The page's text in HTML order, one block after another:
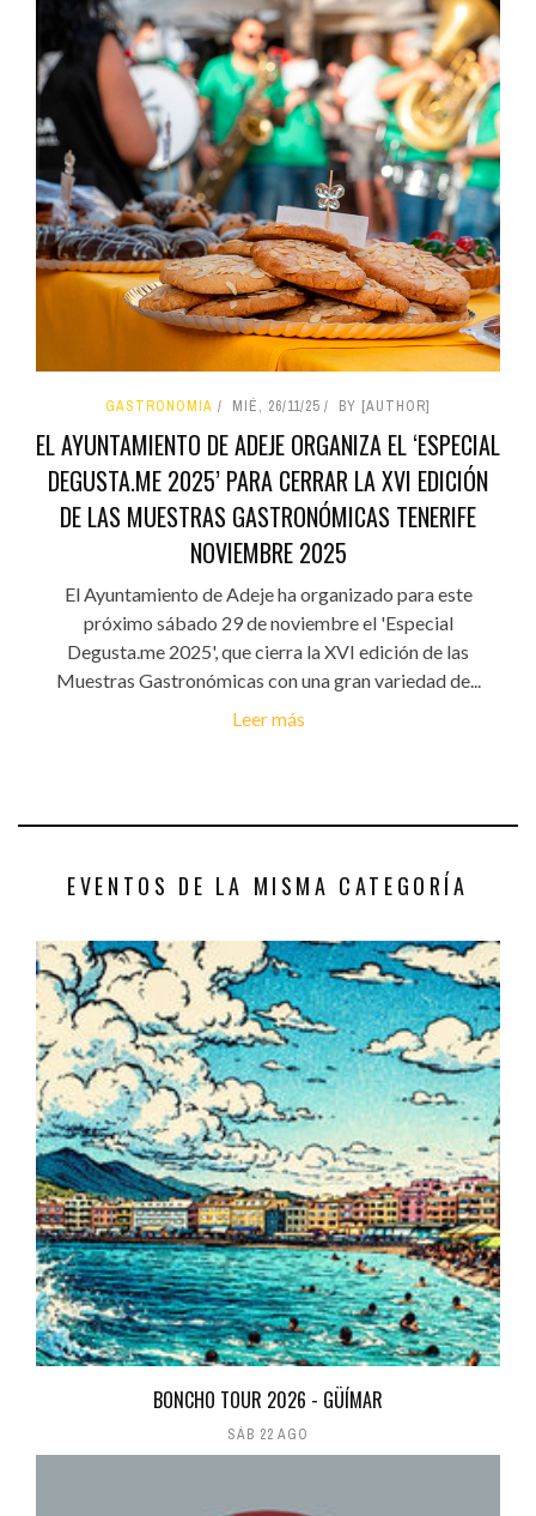
GASTRONOMIA MIÉ, 26/11/25 BY [AUTHOR]
EL AYUNTAMIENTO DE ADEJE ORGANIZA EL ‘ESPECIAL
DEGUSTA.ME 2025’ PARA CERRAR LA XVI EDICIÓN
DE LAS MUESTRAS GASTRONÓMICAS TENERIFE
NOVIEMBRE 2025
El Ayuntamiento de Adeje ha organizado para este
próximo sábado 29 de noviembre el 'Especial
Degusta.me 2025', que cierra la XVI edición de las
Muestras Gastronómicas con una gran variedad de...
Leer más
EVENTOS DE LA MISMA CATEGORÍA
BONCHO TOUR 2026 - GÜÍMAR
SÁB 22 AGO